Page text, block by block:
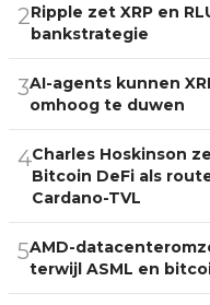
2Ripple zet XRP en
bankstrategie
3AI-agents kunnen
omhoog te duwen
4Charles Hoskinson
Bitcoin DeFi als
Cardano-TVL
5AMD-
terwijl ASML en